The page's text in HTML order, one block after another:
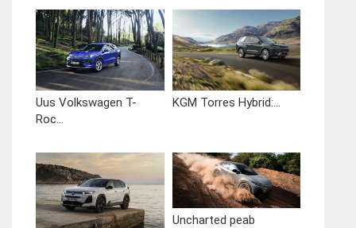
Uus Volkswagen T-
Roc...
KGM Torres Hybrid:...
Uncharted peab